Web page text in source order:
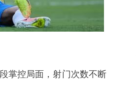
掌控局面，射门次数不断